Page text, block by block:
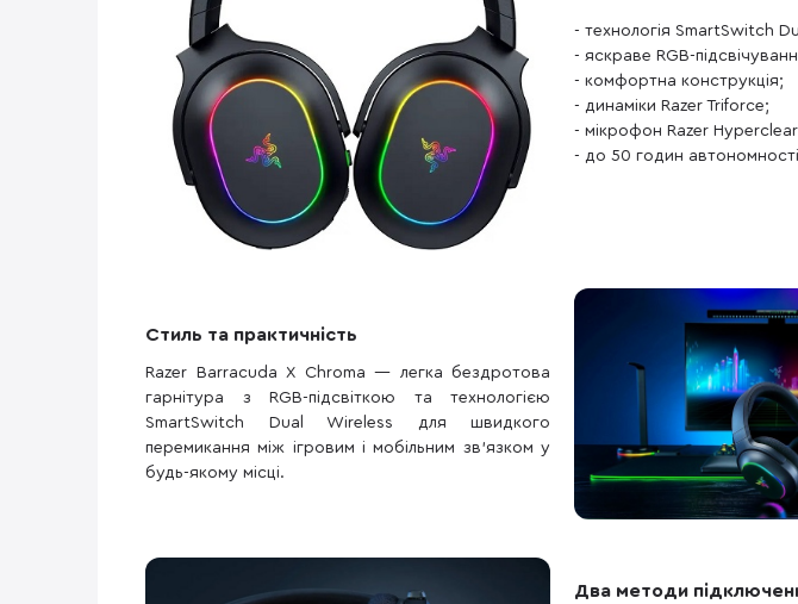
- технологія SmartSwitch
- яскраве RGB-
- комфортна конструкція;
- динаміки Razer Triforce;
- мікрофон Razer
- до 50 годин
Стиль та практичність
Razer Barracuda X Chroma — легка бездротова
гарнітура з RGB-підсвіткою та технологією
SmartSwitch Dual Wireless для швидкого
перемикання між ігровим і мобільним зв’язком у
будь-якому місці.
Два методи